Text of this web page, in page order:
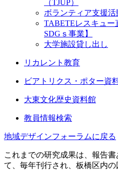
（TJUP）
ボランティア支援活
TABETEレスキュー
SDGｓ事業】
大学施設貸し出し
リカレント教育
ビアトリクス・ポター資
大東文化歴史資料館
教員情報検索
地域デザインフォーラムに戻る
これまでの研究成果は、報告
て、毎年刊行され、板橋区内の